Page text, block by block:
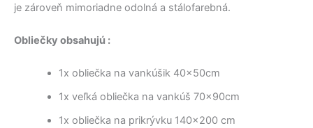
je zároveň mimoriadne odolná a stálofarebná.
Obliečky obsahujú :
1x obliečka na vankúšik 40x50cm
1x veľká obliečka na vankúš 70x90cm
1x obliečka na prikrývku 140×200 cm